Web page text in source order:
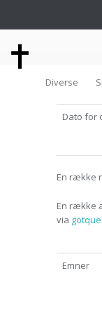
Diverse
Dato for
En række
En række
via
Emner